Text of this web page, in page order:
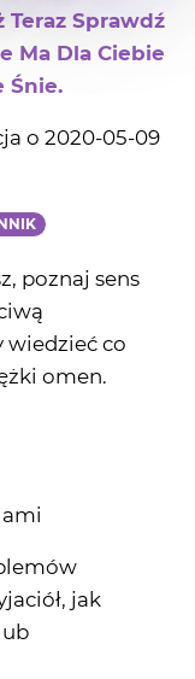
Teraz Sprawdź
Ma Dla Ciebie
Śnie.
o 2020-05-09
poznaj sens
wiedzieć co
omen.
jak